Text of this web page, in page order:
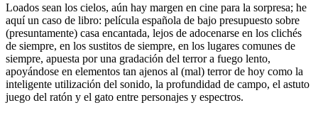
Loados sean los cielos, aún hay margen en cine para la sorpresa; he
aquí un caso de libro: película española de bajo presupuesto sobre
(presuntamente) casa encantada, lejos de adocenarse en los clichés
de siempre, en los sustitos de siempre, en los lugares comunes de
siempre, apuesta por una gradación del terror a fuego lento,
apoyándose en elementos tan ajenos al (mal) terror de hoy como la
inteligente utilización del sonido, la profundidad de campo, el astuto
juego del ratón y el gato entre personajes y espectros.